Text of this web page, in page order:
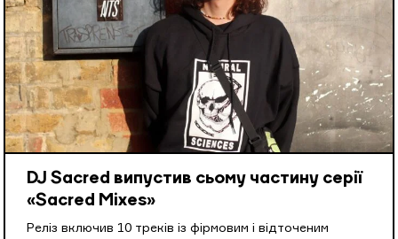
DJ Sacred випустив сьому частину серії
«Sacred Mixes»
Реліз включив 10 треків із фірмовим і відточеним